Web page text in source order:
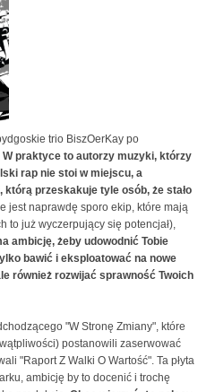
trio BiszOerKay po
W praktyce to autorzy muzyki, którzy
rap nie stoi w miejscu, a
którą przeskakuje tyle osób, że stało
jest naprawdę sporo ekip, które mają
to już wyczerpujący się potencjał),
ambicję, żeby udowodnić Tobie
bawić i eksploatować na nowe
również rozwijać sprawność Twoich
"W Stronę Zmiany", które
postanowili zaserwować
"Raport Z Walki O Wartość". Ta płyta
ambicję by to docenić i trochę